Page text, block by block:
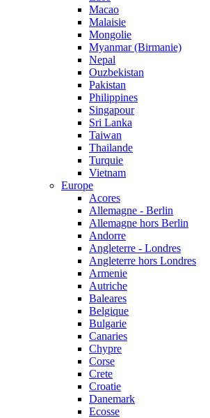
Macao
Malaisie
Mongolie
Myanmar (Birmanie)
Nepal
Ouzbekistan
Pakistan
Philippines
Singapour
Sri Lanka
Taiwan
Thailande
Turquie
Vietnam
Europe
Acores
Allemagne - Berlin
Allemagne hors Berlin
Andorre
Angleterre - Londres
Angleterre hors Londres
Armenie
Autriche
Baleares
Belgique
Bulgarie
Canaries
Chypre
Corse
Crete
Croatie
Danemark
Ecosse